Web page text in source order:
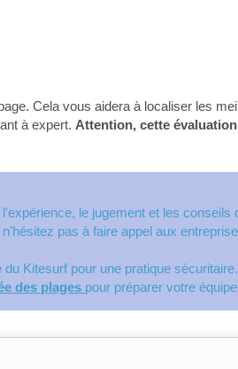
Cela vous aidera à localiser les
à expert. Attention, cette
le jugement et les conseils
pas à faire appel aux
Kitesurf pour une pratique sécuritaire.
des plages pour préparer votre